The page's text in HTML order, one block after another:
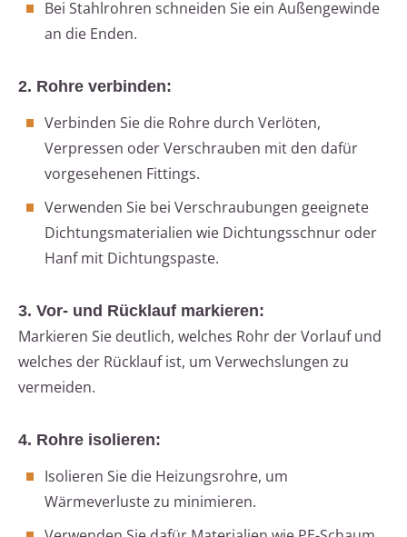
Bei Stahlrohren schneiden Sie ein Außengewinde
an die Enden.
2. Rohre verbinden:
Verbinden Sie die Rohre durch Verlöten,
Verpressen oder Verschrauben mit den dafür
vorgesehenen Fittings.
Verwenden Sie bei Verschraubungen geeignete
Dichtungsmaterialien wie Dichtungsschnur oder
Hanf mit Dichtungspaste.
3. Vor- und Rücklauf markieren:
Markieren Sie deutlich, welches Rohr der Vorlauf und
welches der Rücklauf ist, um Verwechslungen zu
vermeiden.
4. Rohre isolieren:
Isolieren Sie die Heizungsrohre, um
Wärmeverluste zu minimieren.